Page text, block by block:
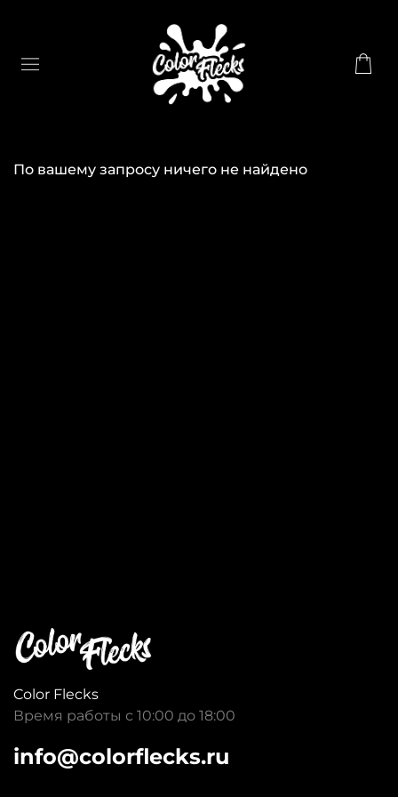
По вашему запросу ничего не найдено
Color Flecks
Время работы с 10:00 до 18:00
info@colorflecks.ru